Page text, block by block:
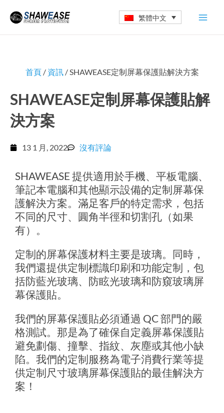
主
繁體中文
首頁/ 資訊/ SHAWEASE定制屏幕保護貼解決方案
SHAWEASE定制屏幕保護貼解
決方案
13 1 月, 2022 沒有評論
SHAWEASE 提供適用於手機、平板電腦、
筆記本電腦和其他顯示設備的定制屏幕保
護解決方案。滿足客戶的特定需求，包括
不同的尺寸、圓角半徑和切割孔（如果
有）。
定制的屏幕保護材料主要是玻璃。同時，
我們還提供定制標識印刷和功能定制，包
括防藍光玻璃、防眩光玻璃和防窺玻璃屏
幕保護貼。
我們的屏幕保護貼必須通過 QC 部門的嚴
格測試。那是為了確保自定義屏幕保護貼
避免劃傷、撞擊、指紋、灰塵或其他小缺
陷。我們的定制服務為電子消費行業等提
供定制尺寸玻璃屏幕保護貼的最佳解決方
案！